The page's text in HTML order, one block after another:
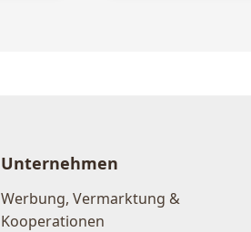
Unternehmen
Werbung, Vermarktung &
Kooperationen